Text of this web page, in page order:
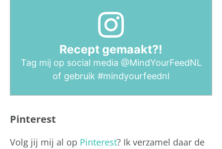
Recept gemaakt?!
Tag mij op social media @MindYourFeedNL
of gebruik #mindyourfeednl
Pinterest
Volg jij mij al op Pinterest? Ik verzamel daar de